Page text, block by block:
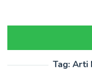
Tag: Arti